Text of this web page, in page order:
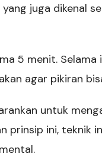
juga dikenal
5 menit. Selama
agar pikiran
untuk
prinsip ini, teknik